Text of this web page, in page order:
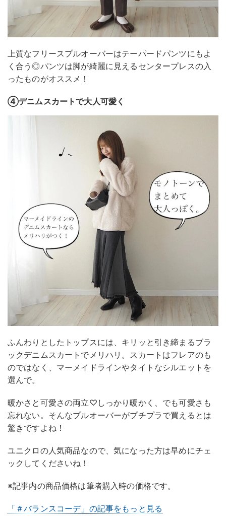
上質なフリースプルオーバーはテーパードパンツにもよ
く合う◎パンツは脚が綺麗に見えるセンタープレスの入
ったものがオススメ！
④デニムスカートで大人可愛く
ふんわりとしたトップスには、キリッと引き締まるブラ
ックデニムスカートでメリハリ。スカートはフレアのも
のではなく、マーメイドラインやタイトなシルエットを
選んで。
暖かさと可愛さの両立♡しっかり暖かく、でも可愛さも
忘れない。そんなプルオーバーがプチプラで買えるとは
驚きですよね！
ユニクロの人気商品なので、気になった方は早めにチェ
ックしてくださいね！
※記事内の商品価格は筆者購入時の価格です。
「＃バランスコーデ」の記事をもっと見る